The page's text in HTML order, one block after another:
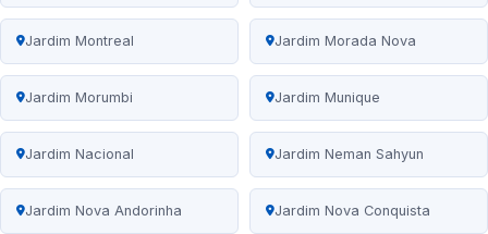
Jardim Montreal Jardim Morada Nova
Jardim Morumbi Jardim Munique
Jardim Nacional Jardim Neman Sahyun
Jardim Nova Andorinha Jardim Nova Conquista